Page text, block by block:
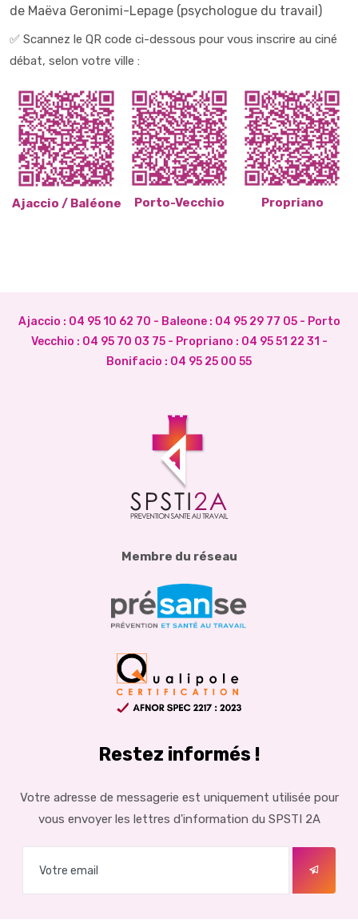
de Maëva Geronimi-Lepage (psychologue du travail)
✅ Scannez le QR code ci-dessous pour vous inscrire au ciné
débat, selon votre ville :
Ajaccio / Baléone Porto-Vecchio Propriano
Ajaccio : 04 95 10 62 70 - Baleone : 04 95 29 77 05- Porto
Vecchio : 04 95 70 03 75- Propriano : 04 95 51 22 31 -
Bonifacio : 04 95 25 00 55
Membre du réseau
Restez informés !
Votre adresse de messagerie est uniquement utilisée pour
vous envoyer les lettres d'information du SPSTI 2A